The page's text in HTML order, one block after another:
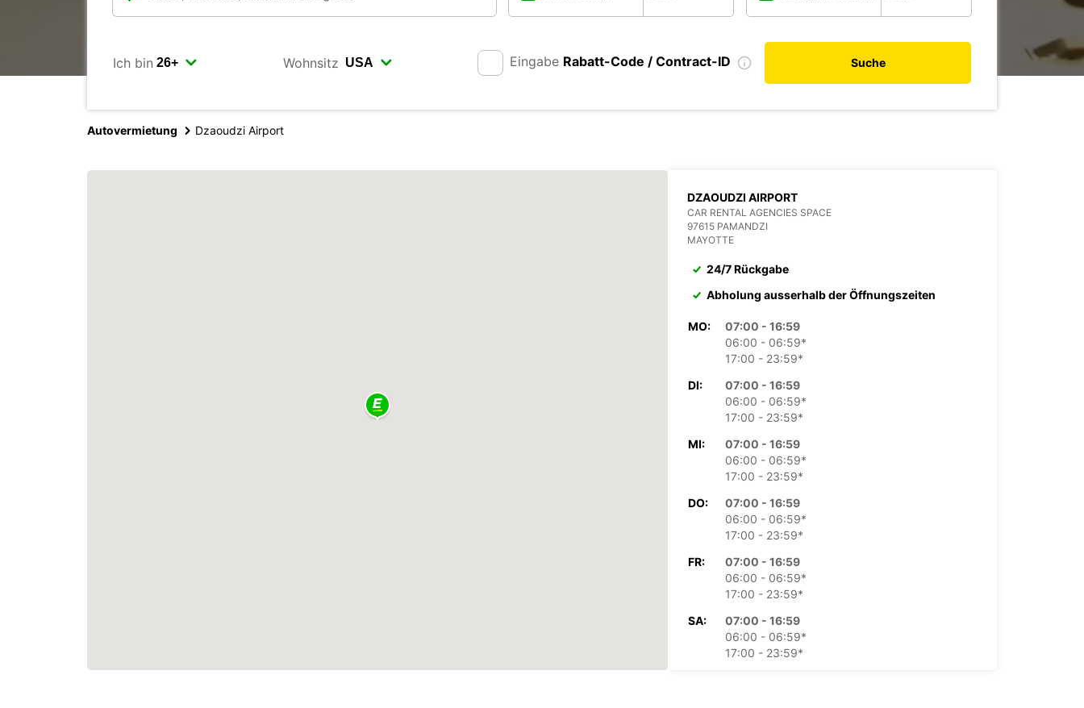
Ich bin Wohnsitz Eingabe Rabatt-Code / Contract-ID Suche
Autovermietung Dzaoudzi Airport
DZAOUDZI AIRPORT
CAR RENTAL AGENCIES SPACE
97615 PAMANDZI
MAYOTTE
24/7 Rückgabe
Abholung ausserhalb der Öffnungszeiten
MO:
07:00 - 16:59
06:00 - 06:59*
17:00 - 23:59*
DI:
07:00 - 16:59
06:00 - 06:59*
17:00 - 23:59*
MI:
07:00 - 16:59
06:00 - 06:59*
17:00 - 23:59*
DO:
07:00 - 16:59
06:00 - 06:59*
17:00 - 23:59*
FR:
07:00 - 16:59
06:00 - 06:59*
17:00 - 23:59*
SA:
07:00 - 16:59
06:00 - 06:59*
17:00 - 23:59*